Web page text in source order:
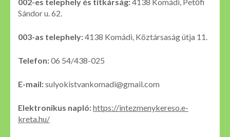
Sándor u. 62.
003-as telephely:4138 Komádi, Köztársaság útja 11.
Telefon:06 54/438-025
E-mail:sulyokistvankomadi@gmail.com
Elektronikus napló:https://intezmenykereso.e-
kreta.hu/